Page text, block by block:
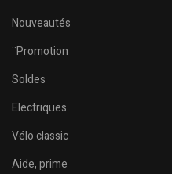
Nouveautés
¨Promotion
Soldes
Electriques
Vélo classic
Aide, prime